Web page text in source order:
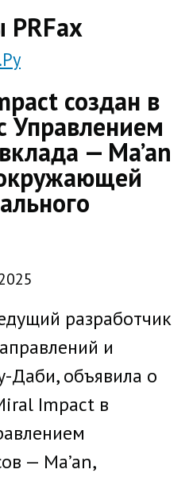
PRFax
создан в
Управлением
— Ma’an
разработчик
и
Даби, объявила о
Impact в
— Ma’an,